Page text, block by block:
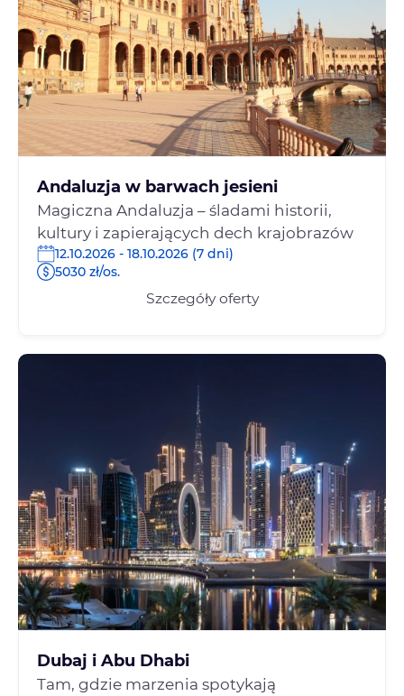
Andaluzja w barwach jesieni
Magiczna Andaluzja – śladami historii,
kultury i zapierających dech krajobrazów
12.10.2026 - 18.10.2026 (7 dni)
5030 zł/os.
Szczegóły oferty
Dubaj i Abu Dhabi
Tam, gdzie marzenia spotykają